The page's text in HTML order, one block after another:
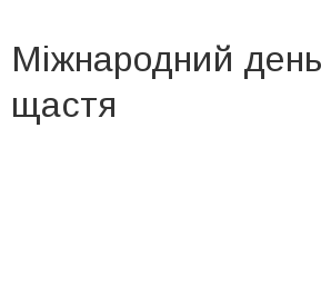
Міжнародний день
щастя